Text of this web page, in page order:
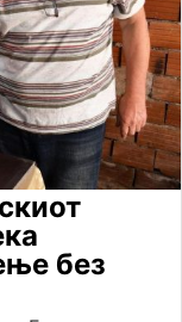
без